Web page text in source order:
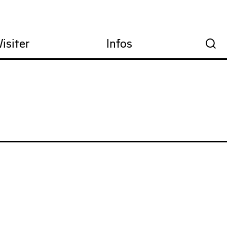
Infos 🔍